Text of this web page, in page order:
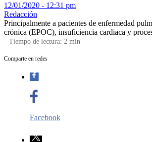
12/01/2020 - 12:31 pm
Redacción
Principalmente a pacientes de enfermedad
crónica (EPOC), insuficiencia cardiaca y
Tiempo de lectura: 2 min
Comparte en redes
Facebook